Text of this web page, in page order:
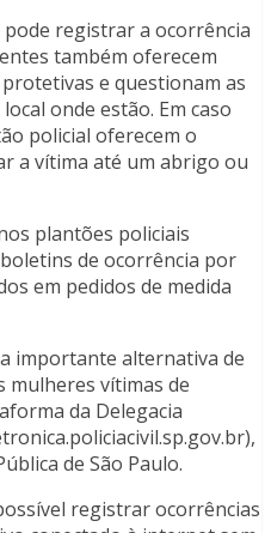
registrar a ocorrência
também oferecem
e questionam as
onde estão. Em caso
policial oferecem o
a vítima até um abrigo ou
plantões policiais
de ocorrência por
em pedidos de medida
importante alternativa de
vítimas de
da Delegacia
de São Paulo.
registrar ocorrências